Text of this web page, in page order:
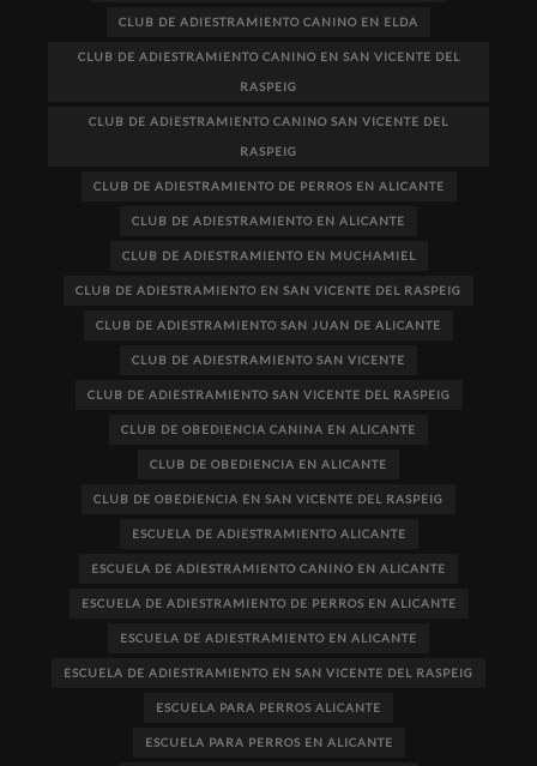
CLUB DE ADIESTRAMIENTO CANINO EN ELDA
CLUB DE ADIESTRAMIENTO CANINO EN SAN VICENTE DEL
RASPEIG
CLUB DE ADIESTRAMIENTO CANINO SAN VICENTE DEL
RASPEIG
CLUB DE ADIESTRAMIENTO DE PERROS EN ALICANTE
CLUB DE ADIESTRAMIENTO EN ALICANTE
CLUB DE ADIESTRAMIENTO EN MUCHAMIEL
CLUB DE ADIESTRAMIENTO EN SAN VICENTE DEL RASPEIG
CLUB DE ADIESTRAMIENTO SAN JUAN DE ALICANTE
CLUB DE ADIESTRAMIENTO SAN VICENTE
CLUB DE ADIESTRAMIENTO SAN VICENTE DEL RASPEIG
CLUB DE OBEDIENCIA CANINA EN ALICANTE
CLUB DE OBEDIENCIA EN ALICANTE
CLUB DE OBEDIENCIA EN SAN VICENTE DEL RASPEIG
ESCUELA DE ADIESTRAMIENTO ALICANTE
ESCUELA DE ADIESTRAMIENTO CANINO EN ALICANTE
ESCUELA DE ADIESTRAMIENTO DE PERROS EN ALICANTE
ESCUELA DE ADIESTRAMIENTO EN ALICANTE
ESCUELA DE ADIESTRAMIENTO EN SAN VICENTE DEL RASPEIG
ESCUELA PARA PERROS ALICANTE
ESCUELA PARA PERROS EN ALICANTE